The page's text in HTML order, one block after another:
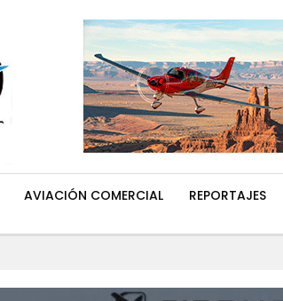
AVIACIÓN COMERCIAL REPORTAJES